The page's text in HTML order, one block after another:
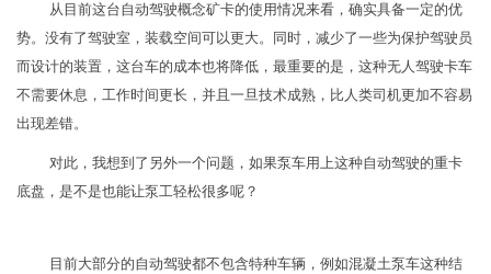
​从目前这台自动驾驶概念矿卡的使用情况来看，确实具备一定的优
势。没有了驾驶室，装载空间可以更大。同时，减少了一些为保护驾驶员
而设计的装置，这台车的成本也将降低，最重要的是，这种无人驾驶卡车
不需要休息，工作时间更长，并且一旦技术成熟，比人类司机更加不容易
出现差错。
对此，我想到了另外一个问题，如果泵车用上这种自动驾驶的重卡
底盘，是不是也能让泵工轻松很多呢？
​目前大部分的自动驾驶都不包含特种车辆，例如混凝土泵车这种结